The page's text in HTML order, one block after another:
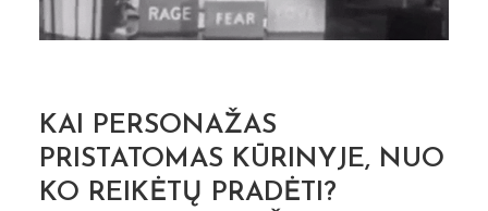
KAI PERSONAŽAS
PRISTATOMAS KŪRINYJE, NUO
KO REIKĖTŲ PRADĖTI?